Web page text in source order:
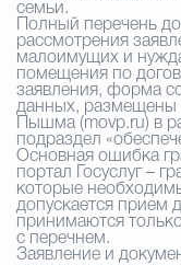
семьи.
Полный перечень
рассмотрения
малоимущих и
помещения по
заявления, форма
данных, размещены
Пышма (movp. ru ) в
подраздел
Основная ошибка
портал Госуслуг –
которые
допускается прием
принимаются
с перечнем.
Заявление и